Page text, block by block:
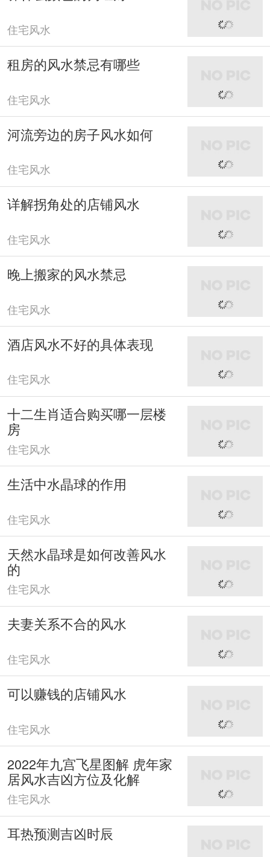
住宅风水
租房的风水禁忌有哪些
住宅风水
河流旁边的房子风水如何
住宅风水
详解拐角处的店铺风水
住宅风水
晚上搬家的风水禁忌
住宅风水
酒店风水不好的具体表现
住宅风水
十二生肖适合购买哪一层楼
房
住宅风水
生活中水晶球的作用
住宅风水
天然水晶球是如何改善风水
的
住宅风水
夫妻关系不合的风水
住宅风水
可以赚钱的店铺风水
住宅风水
2022年九宫飞星图解 虎年家
居风水吉凶方位及化解
住宅风水
耳热预测吉凶时辰